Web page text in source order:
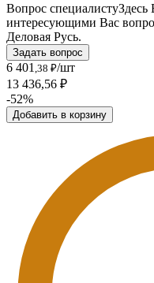
Вопрос специалистуЗдесь
интересующими Вас
Деловая Русь.
Задать вопрос
6 401 ,38 ₽/шт
13 436,56 ₽
-52%
Добавить в корзину